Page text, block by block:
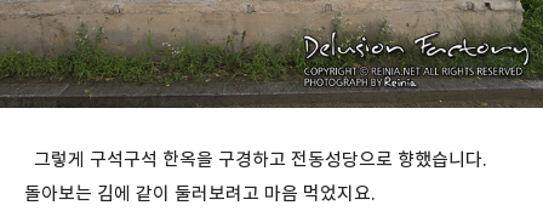
그렇게 구석구석 한옥을 구경하고 전동성당으로 향했습니다.
돌아보는 김에 같이 둘러보려고 마음 먹었지요.